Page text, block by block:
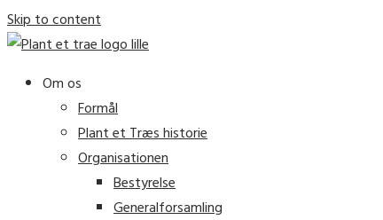
Skip to content
Om os
Formål
Plant et Træs historie
Organisationen
Bestyrelse
Generalforsamling